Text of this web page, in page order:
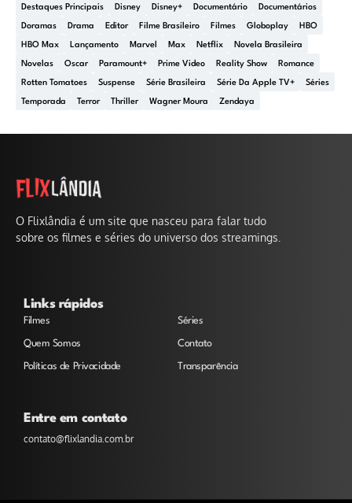
Destaques Principais Disney Disney+ Documentário Documentários
Doramas Drama Editor Filme Brasileiro Filmes Globoplay HBO
HBO Max Lançamento Marvel Max Netflix Novela Brasileira
Novelas Oscar Paramount+ Prime Video Reality Show Romance
Rotten Tomatoes Suspense Série Brasileira Série Da Apple TV+ Séries
Temporada Terror Thriller Wagner Moura Zendaya
O Flixlândia é um site que nasceu para falar tudo
sobre os filmes e séries do universo dos streamings.
Links rápidos
Filmes Séries
Quem Somos Contato
Políticas de Privacidade Transparência
Entre em contato
contato@flixlandia.com.br